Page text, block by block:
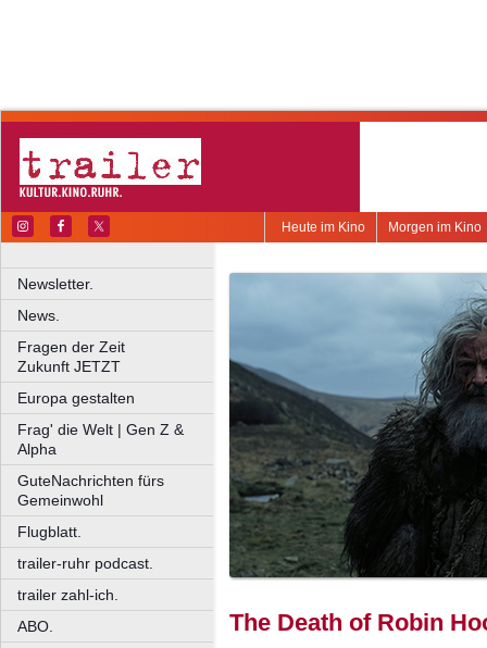
Morgen im Kino
Heute im Kino
Newsletter.
News.
Fragen der Zeit
Zukunft JETZT
Europa gestalten
Frag' die Welt | Gen Z &
Alpha
GuteNachrichten fürs
Gemeinwohl
Flugblatt.
trailer-ruhr podcast.
trailer zahl-ich.
ABO.
The Death of Robin